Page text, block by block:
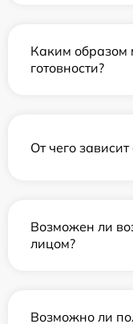
Каким образом
готовности?
От чего
Возможен ли
лицом?
Возможно ли